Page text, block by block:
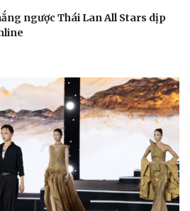
Nghệ sĩ
Thời trang
Sao Việt
ngược Thái Lan All Stars dịp